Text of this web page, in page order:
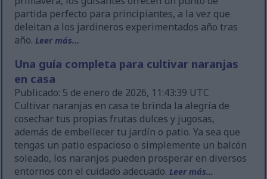
partida perfecto para principiantes, a la vez que
deleitan a los jardineros experimentados año tras
año.Leer más...
Una guía completa para cultivar naranjas
en casa
Publicado: 5 de enero de 2026, 11:43:39 UTC
Cultivar naranjas en casa te brinda la alegría de
cosechar tus propias frutas dulces y jugosas,
además de embellecer tu jardín o patio. Ya sea que
tengas un patio espacioso o simplemente un balcón
soleado, los naranjos pueden prosperar en diversos
entornos con el cuidado adecuado.Leer más...